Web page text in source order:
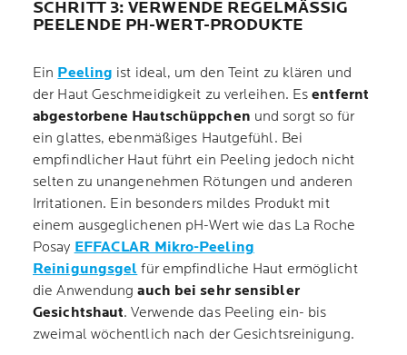
SCHRITT 3: VERWENDE REGELMÄSSIG P
EELENDE PH-WERT-PRODUKTE
Ein Peeling ist ideal, um den Teint zu klären und
der Haut Geschmeidigkeit zu verleihen. Esentfernt
abgestorbene Hautschüppchen und sorgt so für
ein glattes, ebenmäßiges Hautgefühl. Bei
empfindlicher Haut führt ein Peeling jedoch nicht
selten zu unangenehmen Rötungen und anderen
Irritationen. Ein besonders mildes Produkt mit
einem ausgeglichenen pH-Wert wie das La Roche
Posay EFFACLAR Mikro-Peeling
Reinigungsgel für empfindliche Haut ermöglicht
die Anwendungauch bei sehr sensibler
Gesichtshaut. Verwende das Peeling ein- bis
zweimal wöchentlich nach der Gesichtsreinigung.